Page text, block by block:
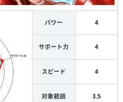
パワー 4
サポート力 4
スピード 4
対象範囲 3.5